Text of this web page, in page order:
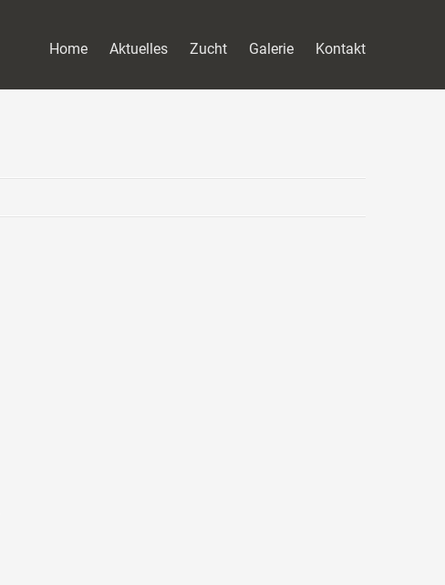
Home Aktuelles Zucht Galerie Kontakt